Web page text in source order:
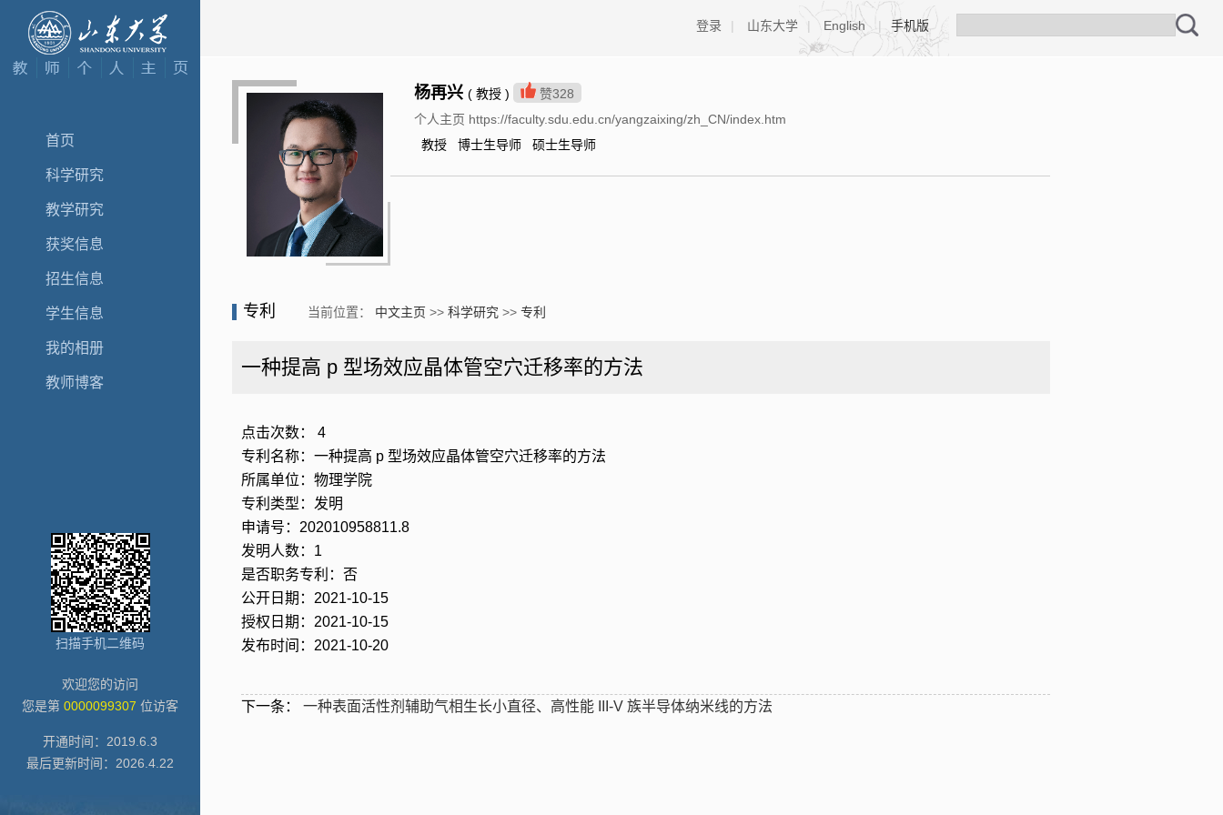
首页
科学研究
教学研究
获奖信息
招生信息
学生信息
我的相册
教师博客
扫描手机二维码
欢迎您的访问
您是第 0000099307 位访客
开通时间： 2019 6 3
最后更新时间： 2026 4 22
登录 | 山东大学 | English | 手机版
杨再兴 ( 教授 ) 赞328
个人主页 https://faculty.sdu.edu.cn/yangzaixing/zh_CN/index.htm
教授 博士生导师 硕士生导师
专利 当前位置： 中文主页 >> 科学研究 >> 专利
一种提高 p 型场效应晶体管空穴迁移率的方法
点击次数： 4
专利名称：一种提高 p 型场效应晶体管空穴迁移率的方法
所属单位：物理学院
专利类型：发明
申请号：202010958811.8
发明人数：1
是否职务专利：否
公开日期：2021-10-15
授权日期：2021-10-15
发布时间：2021-10-20
下一条： 一种表面活性剂辅助气相生长小直径、高性能 III-V 族半导体纳米线的方法